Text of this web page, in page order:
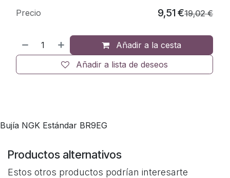
Añadir a la cesta
Añadir a lista de deseos
Precio 9,51€19,02€
Bujía NGK Estándar BR9EG
Productos alternativos
Estos otros productos podrían interesarte